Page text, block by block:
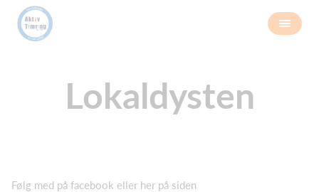
Lokaldysten
Følg med på facebook eller her på siden